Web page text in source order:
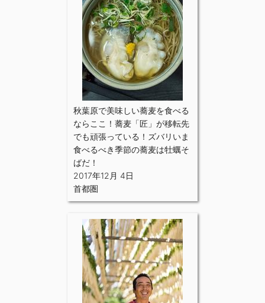
秋葉原で美味しい蕎麦を食べる
ならここ！蕎麦「匠」が移転先
でも頑張っている！ズバリいま
食べるべき季節の蕎麦は牡蠣そ
ばだ！
2017年12月 4日
首都圏